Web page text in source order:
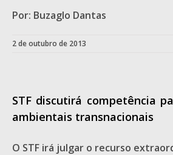
Por: Buzaglo Dantas
2 de outubro de 2013
STF discutirá competência
ambientais transnacionais
O STF irá julgar o recurso